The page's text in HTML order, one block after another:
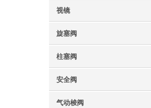
视镜
旋塞阀
柱塞阀
安全阀
气动梭阀